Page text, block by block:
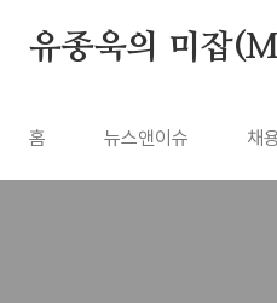
유종욱의 미잡
홈 뉴스앤이슈 채